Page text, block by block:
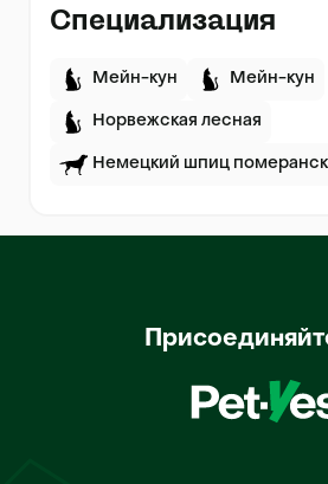
Специализация
Мейн-кун Мейн-кун
Норвежская лесная
Немецкий шпиц